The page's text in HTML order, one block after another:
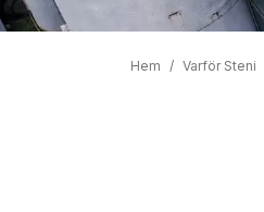
Hem / Varför Steni